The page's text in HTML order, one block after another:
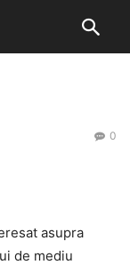
0
asupra
de mediu